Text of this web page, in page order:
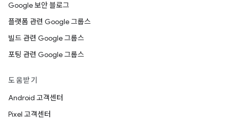
Google 보안 블로그
플랫폼 관련 Google 그룹스
빌드 관련 Google 그룹스
포팅 관련 Google 그룹스
도움받기
Android 고객센터
Pixel 고객센터